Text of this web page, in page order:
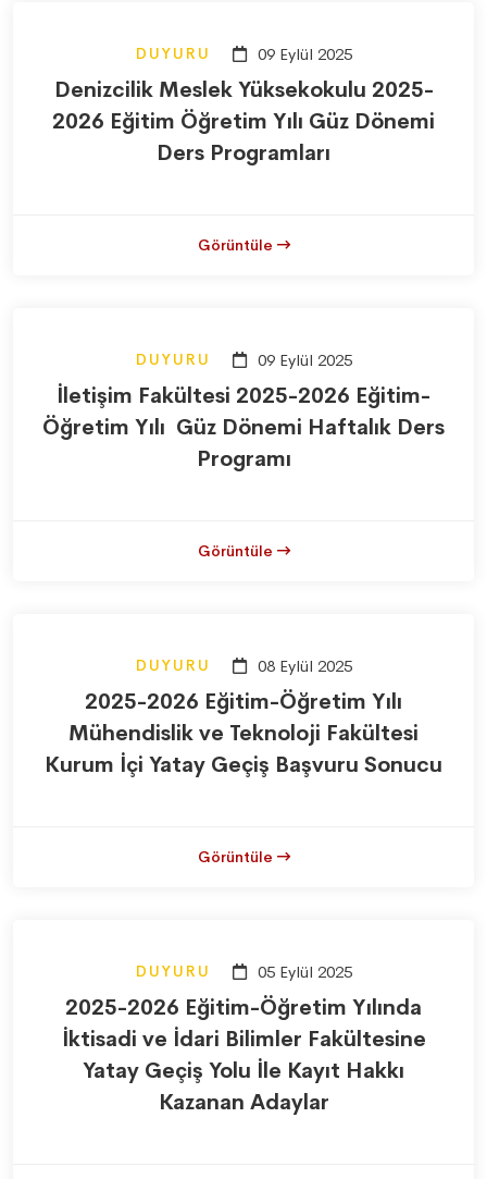
DUYURU 09 Eylül 2025
Denizcilik Meslek Yüksekokulu 2025-
2026 Eğitim Öğretim Yılı Güz Dönemi
Ders Programları
Görüntüle
DUYURU 09 Eylül 2025
İletişim Fakültesi 2025-2026 Eğitim-
Öğretim Yılı Güz Dönemi Haftalık Ders
Programı
Görüntüle
DUYURU 08 Eylül 2025
2025-2026 Eğitim-Öğretim Yılı
Mühendislik ve Teknoloji Fakültesi
Kurum İçi Yatay Geçiş Başvuru Sonucu
Görüntüle
DUYURU 05 Eylül 2025
2025-2026 Eğitim-Öğretim Yılında
İktisadi ve İdari Bilimler Fakültesine
Yatay Geçiş Yolu İle Kayıt Hakkı
Kazanan Adaylar